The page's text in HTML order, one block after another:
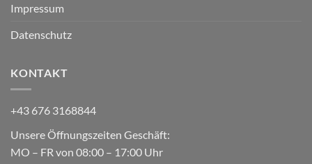
Impressum
Datenschutz
KONTAKT
+43 676 3168844
Unsere Öffnungszeiten Geschäft:
MO – FR von 08:00 – 17:00 Uhr